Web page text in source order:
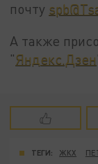
почту
А также
"Яндекс.Дзен
ТЕГИ: ЖКХ